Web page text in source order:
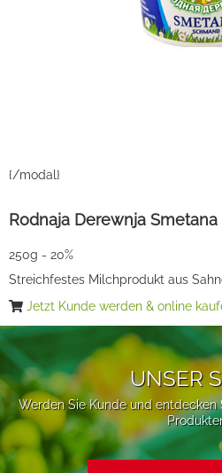
{/modal}
Rodnaja Derewnja Smetana
250g - 20%
Streichfestes Milchprodukt aus
Jetzt Kunde werden & online
UNSER
Werden Sie Kunde und